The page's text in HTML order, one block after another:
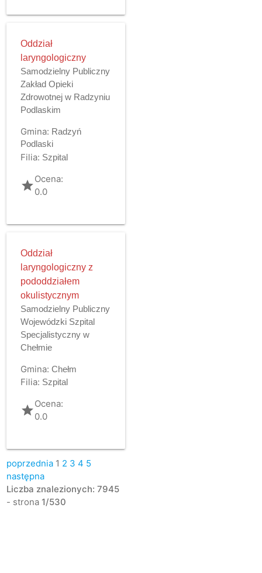
Oddział
laryngologiczny
Samodzielny Publiczny
Zakład Opieki
Zdrowotnej w Radzyniu
Podlaskim
Gmina: Radzyń
Podlaski
Filia: Szpital
gradeOcena:
0.0
Oddział
laryngologiczny z
pododdziałem
okulistycznym
Samodzielny Publiczny
Wojewódzki Szpital
Specjalistyczny w
Chełmie
Gmina: Chełm
Filia: Szpital
gradeOcena:
0.0
poprzednia 1 2 3 4 5
następna
Liczba znalezionych: 7945
- strona 1/530